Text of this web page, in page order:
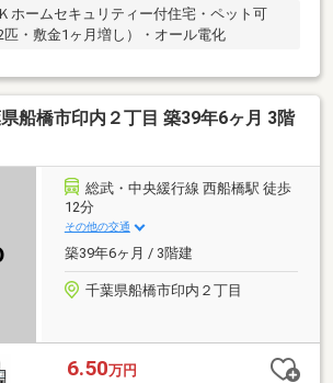
ホームセキュリティー付住宅・ペット可
匹・敷金1ヶ月増し）・オール電化
船橋市印内２丁目 築39年6ヶ月 3階
総武・中央緩行線 西船橋駅 徒歩
12分
その他の交通
築39年6ヶ月 / 3階建
千葉県船橋市印内２丁目
6.50万円